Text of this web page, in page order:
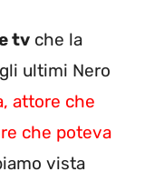
tv che la
ultimi Nero
attore che
che poteva
vista